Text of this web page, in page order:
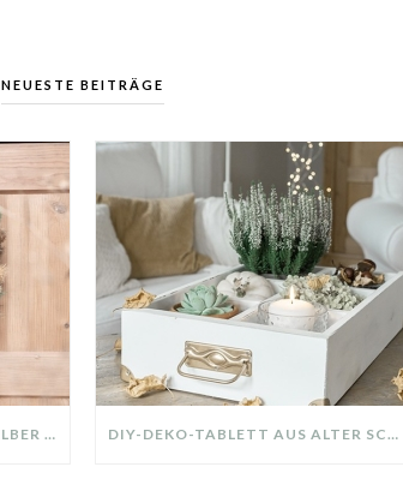
NEUESTE BEITRÄGE
KRANZ AUS WILDEN KARDE SELBER MACHEN: HERBSTDEKO GANZ EINFACH DIY-DEKO-TABLETT AUS ALTER SCHUBLADE – NACHHALTIGE HERBSTDEKO SELBER MACHEN!